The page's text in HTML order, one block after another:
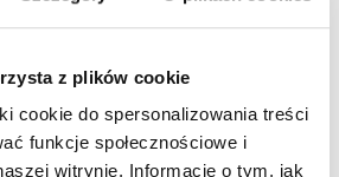
z plików cookie
cookie do spersonalizowania treści
funkcje społecznościowe i
witrynie. Informacje o tym, jak
i wartościowe?
posiada certyfikat